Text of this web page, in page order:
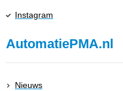
Instagram
AutomatiePMA.nl
Nieuws